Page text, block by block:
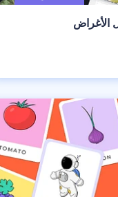
الأغراض